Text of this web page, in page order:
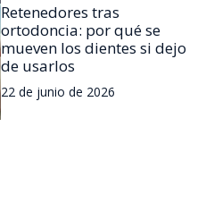
Retenedores tras
ortodoncia: por qué se
mueven los dientes si dejo
de usarlos
22 de junio de 2026